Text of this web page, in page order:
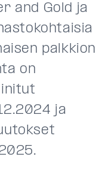
and Gold ja
palkkion
on
ja